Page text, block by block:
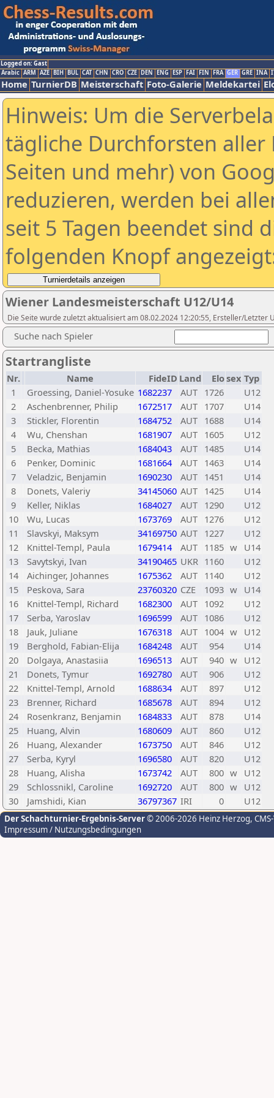
Logged on: Gast
Arabic ARM AZE BIH BUL CAT CHN CRO CZE DEN ENG ESP FAI FIN FRA GER GRE INA
Home TurnierDB Meisterschaft Foto-Galerie Meldekartei
Hinweis: Um die
tägliche Durchforsten aller
Seiten und mehr) von
reduzieren, werden bei
seit 5 Tagen beendet sind
folgenden Knopf
Wiener Landesmeisterschaft U12/U14
Die Seite wurde zuletzt aktualisiert am 08.02.2024 12:20:55, Ersteller/Letzter
Suche nach Spieler
Startrangliste
Nr. Name FideID Land Elosex Typ
1
Groessing, Daniel-Yosuke 1682237 AUT 1726
U12
2
Aschenbrenner, Philip 1672517 AUT 1707
U14
3
Stickler, Florentin 1684752 AUT 1688
U14
4
Wu, Chenshan 1681907 AUT 1605
U12
5
Becka, Mathias 1684043 AUT 1485
U14
6
Penker, Dominic 1681664 AUT 1463
U14
7
Veladzic, Benjamin 1690230 AUT 1451
U14
8
Donets, Valeriy 34145060 AUT 1425
U14
9
Keller, Niklas 1684027 AUT 1290
U12
10
Wu, Lucas 1673769 AUT 1276
U12
11
Slavskyi, Maksym 34169750 AUT 1227
U12
12
Knittel-Templ, Paula 1679414 AUT 1185 w U14
13
Savytskyi, Ivan 34190465 UKR 1160
U12
14
Aichinger, Johannes 1675362 AUT 1140
U12
15
Peskova, Sara 23760320 CZE 1093 w U14
16
Knittel-Templ, Richard 1682300 AUT 1092
U12
17
Serba, Yaroslav 1696599 AUT 1086
U12
18
Jauk, Juliane 1676318 AUT 1004 w U12
19
Berghold, Fabian-Elija 1684248 AUT 954
U14
20
Dolgaya, Anastasiia 1696513 AUT 940 w U12
21
Donets, Tymur 1692780 AUT 906
U12
22
Knittel-Templ, Arnold 1688634 AUT 897
U12
23
Brenner, Richard 1685678 AUT 894
U12
24
Rosenkranz, Benjamin 1684833 AUT 878
U14
25
Huang, Alvin 1680609 AUT 860
U12
26
Huang, Alexander 1673750 AUT 846
U12
27
Serba, Kyryl 1696580 AUT 820
U12
28
Huang, Alisha 1673742 AUT 800 w U12
29
Schlossnikl, Caroline 1692720 AUT 800 w U12
30
Jamshidi, Kian 36797367 IRI 0 U12
Der Schachturnier-Ergebnis-Server© 2006-2026 Heinz Herzog,
Impressum / Nutzungsbedingungen